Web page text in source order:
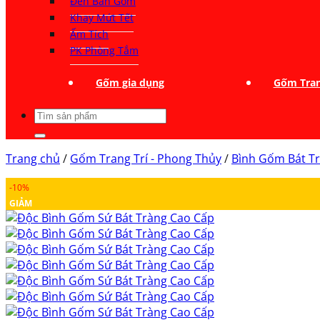
Khay Mứt Tết
Ấm Tích
PK Phòng Tắm
Gốm gia dụng Gốm
Tìm
kiếm:
Trang chủ / Gốm Trang Trí - Phong Thủy/ Bình Gốm Bát
-10%
GIẢM